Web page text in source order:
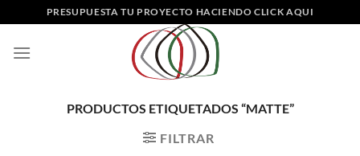
al
contenido
PRESUPUESTA TU PROYECTO HACIENDO CLICK AQUI
PRODUCTOS ETIQUETADOS “MATTE”
FILTRAR